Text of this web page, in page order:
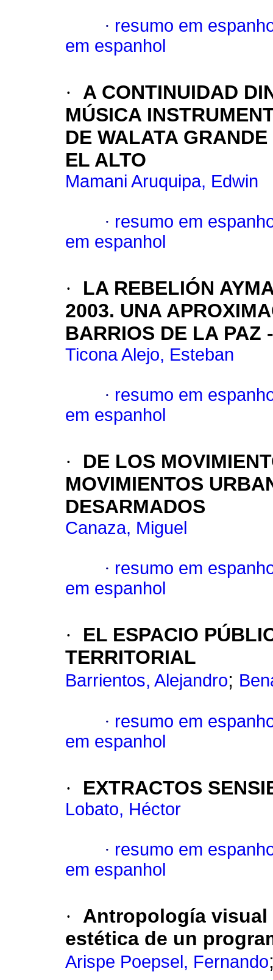
· resumo em
em espanhol
·
A CONTINUIDAD
MÚSICA
DE WALATA
EL ALTO
Mamani Aruquipa, Edwin
· resumo em
em espanhol
·
LA REBELIÓN
2003. UNA
BARRIOS DE LA PAZ
Ticona Alejo, Esteban
· resumo em
em espanhol
·
DE LOS
MOVIMIENTOS
DESARMADOS
Canaza, Miguel
· resumo em
em espanhol
·
EL ESPACIO
TERRITORIAL
Barrientos, Alejandro;
· resumo em
em espanhol
· EXTRACTOS
Lobato, Héctor
· resumo em
em espanhol
·
Antropología visual
estética de un
Arispe Poepsel, Fernando